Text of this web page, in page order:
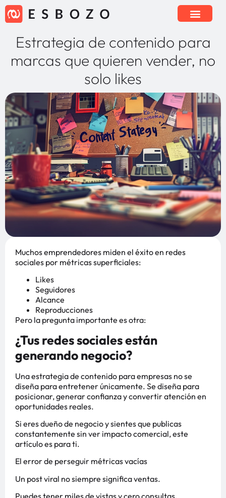
Estrategia de contenido para
marcas que quieren vender, no
solo likes
Muchos emprendedores miden el éxito en redes
sociales por métricas superficiales:
Likes
Seguidores
Alcance
Reproducciones
Pero la pregunta importante es otra:
¿Tus redes sociales están
generando negocio?
Una estrategia de contenido para empresas no se
diseña para entretener únicamente. Se diseña para
posicionar, generar confianza y convertir atención en
oportunidades reales.
Si eres dueño de negocio y sientes que publicas
constantemente sin ver impacto comercial, este
artículo es para ti.
El error de perseguir métricas vacías
Un post viral no siempre significa ventas.